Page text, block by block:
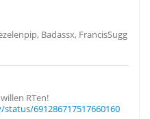
Badassx, FrancisSugg
RTen!
691286717517660160